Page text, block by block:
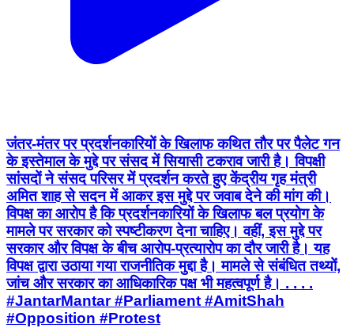
जंतर-मंतर पर प्रदर्शनकारियों के खिलाफ कथित तौर पर पैलेट गन
के इस्तेमाल के मुद्दे पर संसद में सियासी टकराव जारी है। विपक्षी
सांसदों ने संसद परिसर में प्रदर्शन करते हुए केंद्रीय गृह मंत्री
अमित शाह से सदन में आकर इस मुद्दे पर जवाब देने की मांग की।
विपक्ष का आरोप है कि प्रदर्शनकारियों के खिलाफ बल प्रयोग के
मामले पर सरकार को स्पष्टीकरण देना चाहिए। वहीं, इस मुद्दे पर
सरकार और विपक्ष के बीच आरोप-प्रत्यारोप का दौर जारी है। यह
विपक्ष द्वारा उठाया गया राजनीतिक मुद्दा है। मामले से संबंधित तथ्यों,
जांच और सरकार का आधिकारिक पक्ष भी महत्वपूर्ण है। . . . .
#JantarMantar #Parliament #AmitShah
#Opposition #Protest